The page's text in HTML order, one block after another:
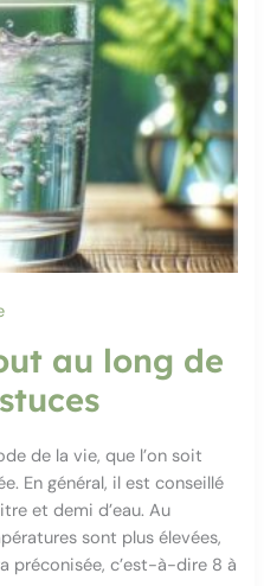
au long de
de la vie, que l’on soit
En général, il est conseillé
et demi d’eau. Au
sont plus élevées,
préconisée, c’est-à-dire 8 à